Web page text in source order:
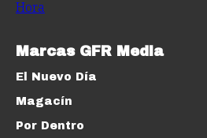
Marcas GFR Media
El Nuevo Día
Magacín
Por Dentro